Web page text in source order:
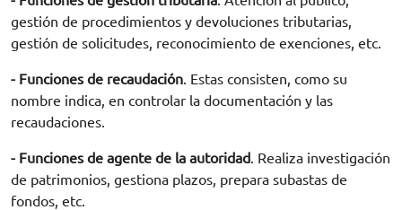
gestión de procedimientos y devoluciones tributarias,
gestión de solicitudes, reconocimiento de exenciones, etc.
- Funciones de recaudación. Estas consisten, como su
nombre indica, en controlar la documentación y las
recaudaciones.
- Funciones de agente de la autoridad. Realiza investigación
de patrimonios, gestiona plazos, prepara subastas de
fondos, etc.